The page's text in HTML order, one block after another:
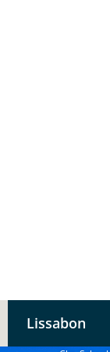
Lissabon
für Ihre
Verfügbarkeit
Daten